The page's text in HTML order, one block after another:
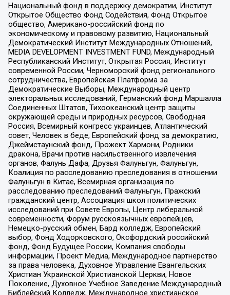
Национальный фонд в поддержку демократии, Институт
Открытое Общество Фонд Содействия, Фонд Открытое
общество, Американо-российский фонд по
экономическому и правовому развитию, Национальный
Демократический Институт Международных Отношений,
MEDIA DEVELOPMENT INVESTMENT FUND, Международный
Республиканский Институт, Открытая Россия, Институт
современной России, Черноморский фонд регионального
сотрудничества, Европейская Платформа за
Демократические Выборы, Международный центр
электоральных исследований, Германский фонд Маршалла
Соединенных Штатов, Тихоокеанский центр защиты
окружающей среды и природных ресурсов, Свободная
Россия, Всемирный конгресс украинцев, Атлантический
совет, Человек в беде, Европейский фонд за демократию,
Джеймстаунский фонд, Прожект Хармони, Родники
дракона, Врачи против насильственного извлечения
органов, Фалунь Дафа, Друзья Фалуньгун, Фалуньгун,
Коалиция по расследованию преследования в отношении
Фалуньгун в Китае, Всемирная организация по
расследованию преследований Фалуньгун, Пражский
гражданский центр, Ассоциация школ политических
исследований при Совете Европы, Центр либеральной
современности, Форум русскоязычных европейцев,
Немецко-русский обмен, Бард колледж, Европейский
выбор, Фонд Ходорковского, Оксфордский российский
фонд, Фонд Будущее России, Компания свободы
информации, Проект Медиа, Международное партнерство
за права человека, Духовное Управление Евангельских
Христиан Украинской Христианской Церкви, Новое
Поколение, Духовное Учебное Заведение Международный
Библейский Колледж, Международное христианское